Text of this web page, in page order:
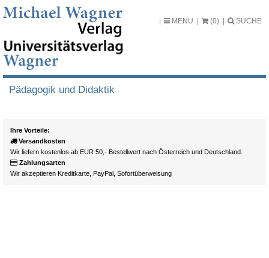
MENU (0) SUCHE
Pädagogik und Didaktik
Ihre Vorteile:
Versandkosten
Wir liefern kostenlos ab EUR 50,- Bestellwert nach Österreich und Deutschland.
Zahlungsarten
Wir akzeptieren Kreditkarte, PayPal, Sofortüberweisung